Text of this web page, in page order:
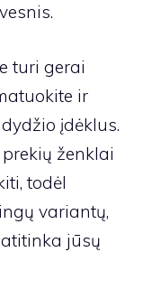
turi gerai
ir
įdėklus.
ženklai
todėl
variantų,
jūsų